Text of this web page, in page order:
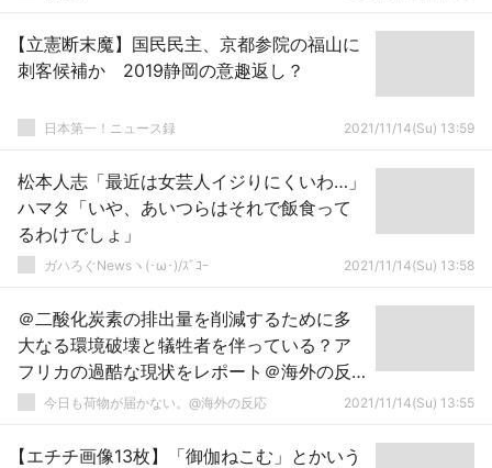
【立憲断末魔】国民民主、京都参院の福山に
刺客候補か 2019静岡の意趣返し？
日本第一！ニュース録 2021/11/14(Su) 13:59
松本人志「最近は女芸人イジりにくいわ…」
ハマタ「いや、あいつらはそれで飯食って
るわけでしょ」
ガハろぐNewsヽ(･ω･)/ｽﾞｺｰ 2021/11/14(Su) 13:58
＠二酸化炭素の排出量を削減するために多
大なる環境破壊と犠牲者を伴っている？ア
フリカの過酷な現状をレポート＠海外の反
応 今日も荷物が届かない。@海外の反応 2021/11/14(Su) 13:55
【エチチ画像13枚】「御伽ねこむ」とかいう